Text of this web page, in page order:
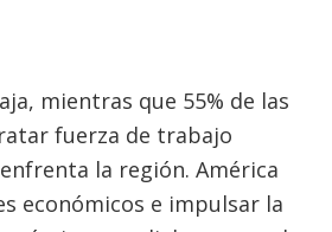
mientras que 55% de las
fuerza de trabajo
la región. América
económicos e impulsar la